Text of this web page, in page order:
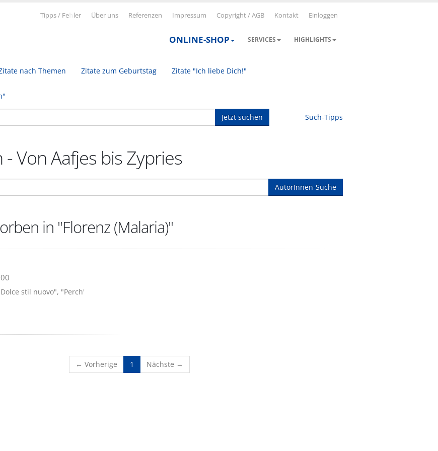
Tipps / Fe ler Über uns Referenzen Impressum Copyright / AGB Kontakt Einloggen
ONLINE-SHOP SERVICES HIGHLIGHTS
nach Themen Zitate zum Geburtstag Zitate "Ich liebe Dich!"
Jetzt suchen Such-Tipps
Von Aafjes bis Zypries
AutorInnen-Suche
in "Florenz (Malaria)"
stil nuovo", "Perch'
← Vorherige 1 (current)
Nächste →